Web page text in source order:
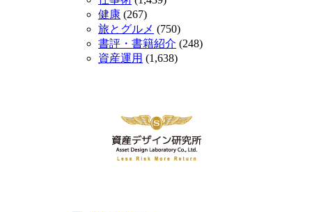
健康 (267)
旅とグルメ (750)
書評・書籍紹介 (248)
資産運用 (1,638)